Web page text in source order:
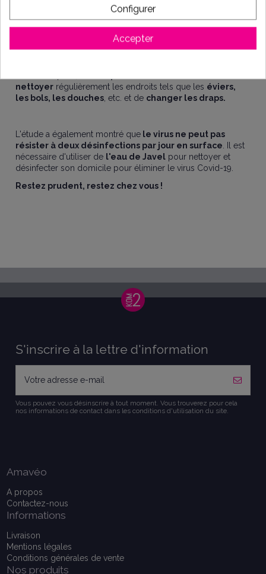
Selon une étude publiée par l'American Journal de
l'American Medical Association (JAMA),la chambre et la
salle de bain sont les pièces les plus polluées des
patients atteints de coronavirus.
nettoyer régulièrement les endroits tels que les éviers,
les bols, les douches, etc. et de changer les draps.
L'étude a également montré que le virus ne peut pas
résister à deux désinfections par jour en surface . Il est
nécessaire d'utiliser de l'eau de Javel pour nettoyer et
désinfecter son domicile pour éliminer le virus Covid-19.
Restez prudent, restez chez vous !
S'inscrire à la lettre d'information
Vous pouvez vous désinscrire à tout moment. Vous trouverez pour cela
nos informations de contact dans les conditions d'utilisation du site.
Amavéo
A propos
Contactez-nous
Informations
Livraison
Mentions légales
Conditions générales de vente
Nos produits
Configurer
Accepter